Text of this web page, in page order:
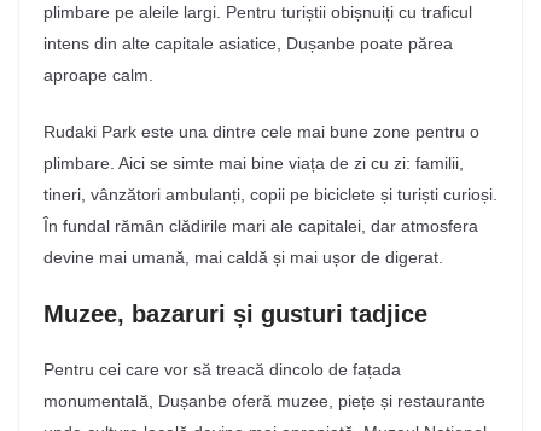
plimbare pe aleile largi. Pentru turiștii obișnuiți cu traficul
intens din alte capitale asiatice, Dușanbe poate părea
aproape calm.
Rudaki Park este una dintre cele mai bune zone pentru o
plimbare. Aici se simte mai bine viața de zi cu zi: familii,
tineri, vânzători ambulanți, copii pe biciclete și turiști curioși.
În fundal rămân clădirile mari ale capitalei, dar atmosfera
devine mai umană, mai caldă și mai ușor de digerat.
Muzee, bazaruri și gusturi tadjice
Pentru cei care vor să treacă dincolo de fațada
monumentală, Dușanbe oferă muzee, piețe și restaurante